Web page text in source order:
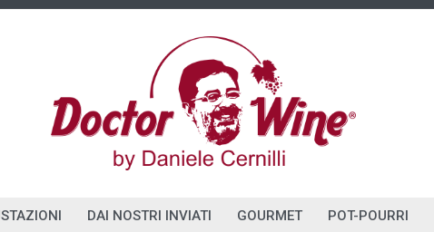
DAI NOSTRI INVIATI GOURMET POT-POURRI